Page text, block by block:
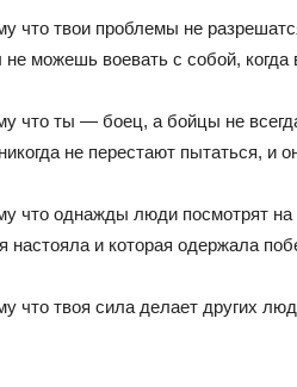
что твои проблемы не
не можешь воевать с собой,
что ты — боец, а бойцы не
не перестают пытаться, и
что однажды люди посмотрят на
настояла и которая одержала
что твоя сила делает других